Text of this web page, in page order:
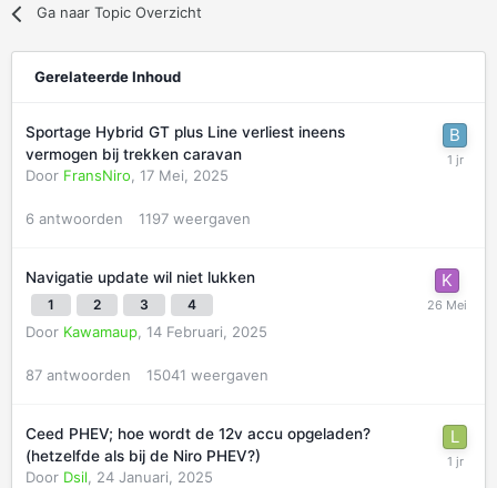
Ga naar Topic Overzicht
Gerelateerde Inhoud
Sportage Hybrid GT plus Line verliest ineens
vermogen bij trekken caravan
Door FransNiro, 17 Mei, 2025
6 antwoorden 1197 weergaven
Navigatie update wil niet lukken
1 2 3 4
Door Kawamaup, 14 Februari, 2025
87 antwoorden 15041 weergaven
Ceed PHEV; hoe wordt de 12v accu opgeladen?
(hetzelfde als bij de Niro PHEV?)
Door Dsil, 24 Januari, 2025